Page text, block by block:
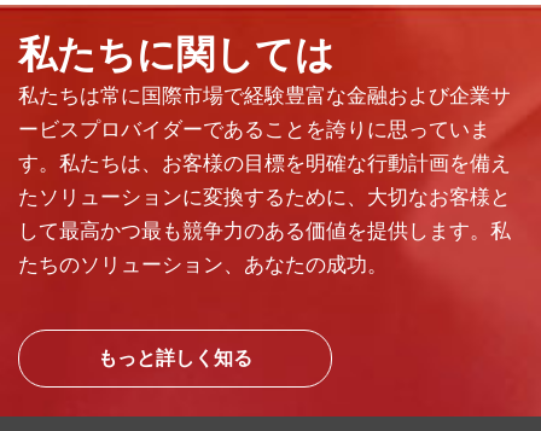
私たちに関しては
私たちは常に国際市場で経験豊富な金融および企業サ
ービスプロバイダーであることを誇りに思っていま
す。私たちは、お客様の目標を明確な行動計画を備え
たソリューションに変換するために、大切なお客様と
して最高かつ最も競争力のある価値を提供します。私
たちのソリューション、あなたの成功。
もっと詳しく知る